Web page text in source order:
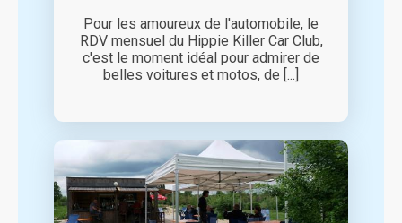
Pour les amoureux de l'automobile, le
RDV mensuel du Hippie Killer Car Club,
c'est le moment idéal pour admirer de
belles voitures et motos, de [...]